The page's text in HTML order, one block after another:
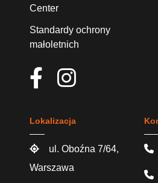
Center
Standardy ochrony
małoletnich
Lokalizacja
ul. Oboźna 7/64,
Warszawa